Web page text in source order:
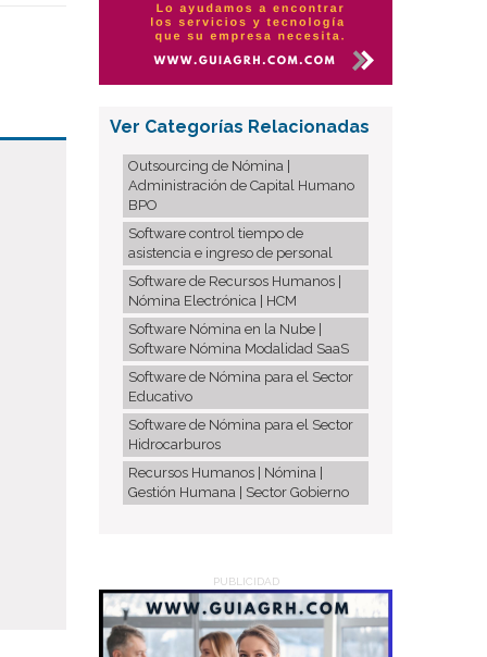
Ver Categorías Relacionadas
Outsourcing de Nómina |
Administración de Capital Humano
BPO
Software control tiempo de
asistencia e ingreso de personal
Software de Recursos Humanos |
Nómina Electrónica | HCM
Software Nómina en la Nube |
Software Nómina Modalidad SaaS
Software de Nómina para el Sector
Educativo
Software de Nómina para el Sector
Hidrocarburos
Recursos Humanos | Nómina |
Gestión Humana | Sector Gobierno
PUBLICIDAD